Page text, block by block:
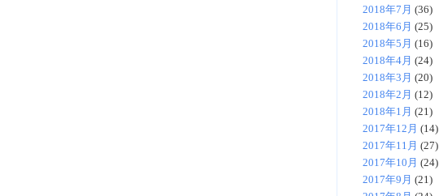
2018年7月 (36)
2018年6月 (25)
2018年5月 (16)
2018年4月 (24)
2018年3月 (20)
2018年2月 (12)
2018年1月 (21)
2017年12月 (14)
2017年11月 (27)
2017年10月 (24)
2017年9月 (21)